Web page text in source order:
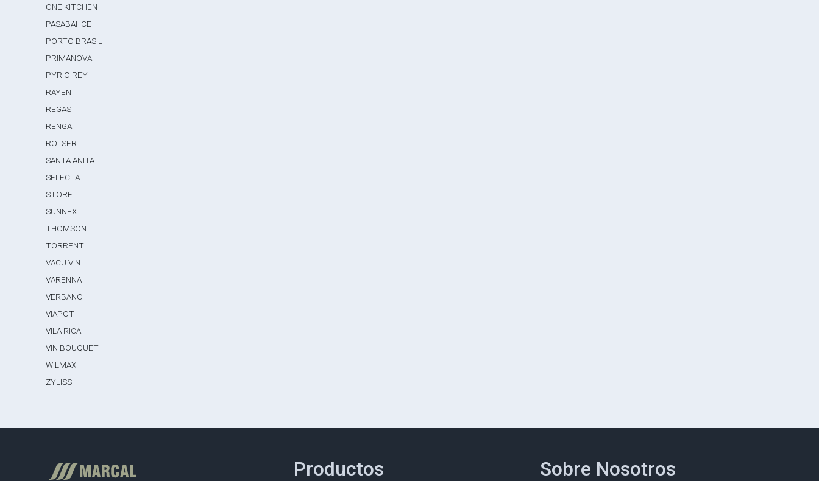
ONE KITCHEN
PASABAHCE
PORTO BRASIL
PRIMANOVA
PYR O REY
RAYEN
REGAS
RENGA
ROLSER
SANTA ANITA
SELECTA
STORE
SUNNEX
THOMSON
TORRENT
VACU VIN
VARENNA
VERBANO
VIAPOT
VILA RICA
VIN BOUQUET
WILMAX
ZYLISS
Productos Sobre Nosotros